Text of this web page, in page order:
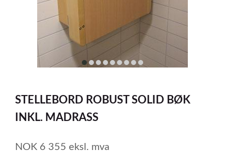
itemitemitemitemitemitemitemitemitem
of
9
STELLEBORD ROBUST SOLID BØK
INKL. MADRASS
NOK 6 355 eksl. mva